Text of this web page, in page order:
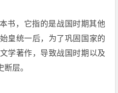
书，它指的是战国时期其他
皇统一后，为了巩固国家的
学著作，导致战国时期以及
层。